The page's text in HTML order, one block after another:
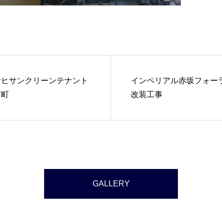
サンクリーンテナント
インペリアル赤坂フォー
改装工事
GALLERY